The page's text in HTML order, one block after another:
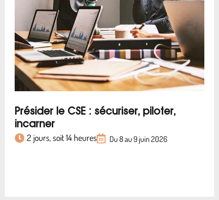
Présider le CSE : sécuriser, piloter,
incarner
2 jours, soit 14 heures Du 8 au 9 juin 2026